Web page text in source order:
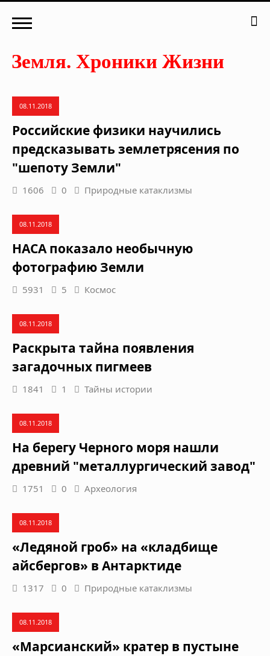
08.11.2018
Российские физики научились
предсказывать землетрясения по
"шепоту Земли"
1606 0 Природные катаклизмы
08.11.2018
НАСА показало необычную
фотографию Земли
5931 5 Космос
08.11.2018
Раскрыта тайна появления
загадочных пигмеев
1841 1 Тайны истории
08.11.2018
На берегу Черного моря нашли
древний "металлургический завод"
1751 0 Археология
08.11.2018
«Ледяной гроб» на «кладбище
айсбергов» в Антарктиде
1317 0 Природные катаклизмы
08.11.2018
«Марсианский» кратер в пустыне